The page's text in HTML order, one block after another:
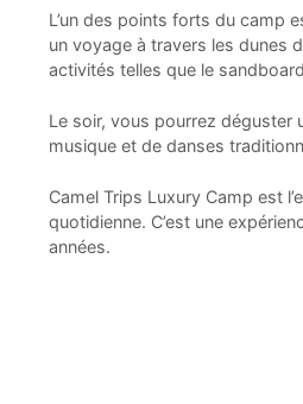
L’un des points forts du camp
un voyage à travers les dunes
activités telles que le
Le soir, vous pourrez déguster
musique et de danses
Camel Trips Luxury Camp est
quotidienne. C’est une
années.